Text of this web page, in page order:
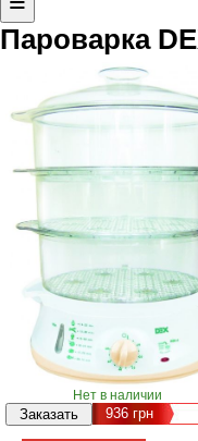
Пароварка
Нет в наличии
936грн